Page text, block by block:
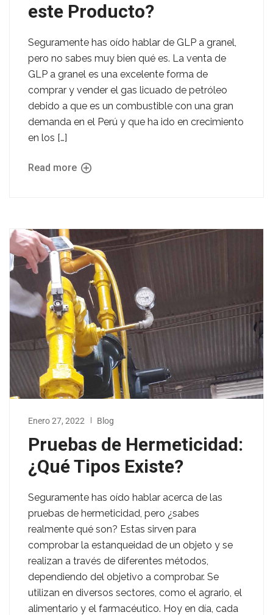
este Producto?
Seguramente has oído hablar de GLP a granel,
pero no sabes muy bien qué es. La venta de
GLP a granel es una excelente forma de
comprar y vender el gas licuado de petróleo
debido a que es un combustible con una gran
demanda en el Perú y que ha ido en crecimiento
en los […]
Read more
Enero 27, 2022 Blog
Pruebas de Hermeticidad:
¿Qué Tipos Existe?
Seguramente has oído hablar acerca de las
pruebas de hermeticidad, pero ¿sabes
realmente qué son? Estas sirven para
comprobar la estanqueidad de un objeto y se
realizan a través de diferentes métodos,
dependiendo del objetivo a comprobar. Se
utilizan en diversos sectores, como el agrario, el
alimentario y el farmacéutico. Hoy en día, cada